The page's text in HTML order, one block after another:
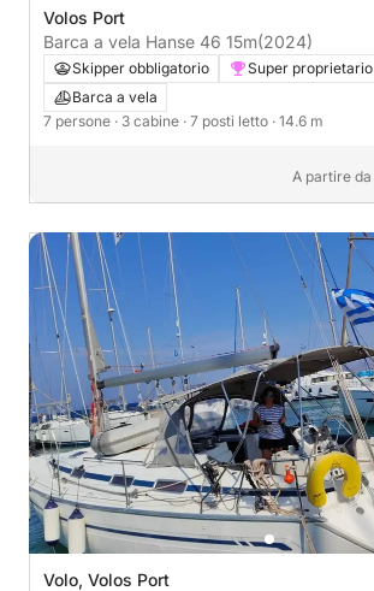
Volos Port
Barca a vela Hanse 46 15m(2024)
Skipper obbligatorio
Super proprietario
Barca a vela
7 persone · 3 cabine · 7 posti letto · 14.6 m
A partire da
Volo, Volos Port